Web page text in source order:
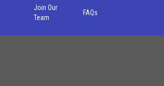
Join Our
Team
FAQs